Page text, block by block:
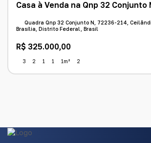
Casa à Venda na Qnp 32 Conjunto
R$ 325.000,00
Quadra Qnp 32 Conjunto N, 72236-214,
Brasília, Distrito Federal, Brasil
3 2 1 1 1m² 2